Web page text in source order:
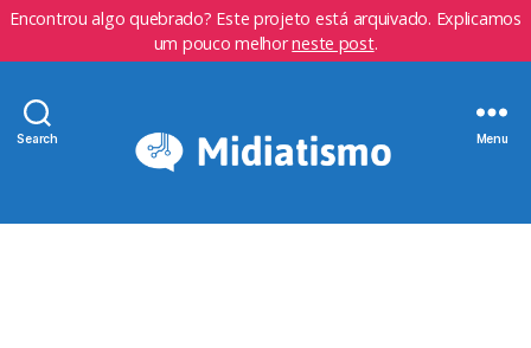
Encontrou algo quebrado? Este projeto está arquivado. Explicamos
um pouco melhorneste post.
Search Menu